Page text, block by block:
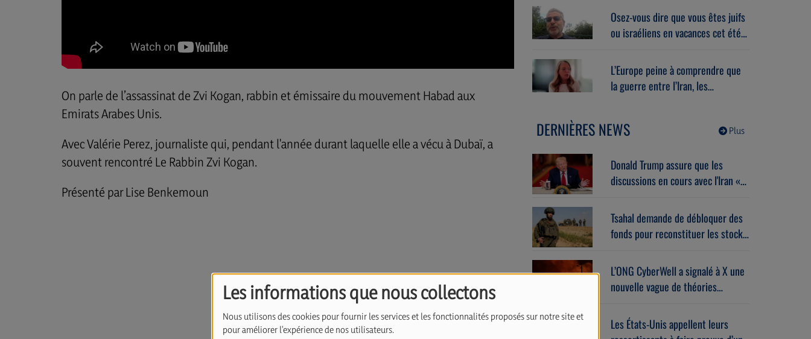
Les informations que nous collectons
Nous utilisons des cookies pour fournir les services et les fonctionnalités proposés sur notre site et
pour améliorer l'expérience de nos utilisateurs.
On parle de l’assassinat de Zvi Kogan, rabbin et émissaire du mouvement Habad aux
Emirats Arabes Unis.
Avec Valérie Perez, journaliste qui, pendant l'année durant laquelle elle a vécu à Dubaï, a
souvent rencontré Le Rabbin Zvi Kogan.
Présenté par Lise Benkemoun
Guggenheim (05/08/2026)
Osez-vous dire que vous êtes juifs
ou israéliens en vacances cet été ?
(05/08/2026)
L’Europe peine à comprendre que
la guerre entre l’Iran, les
(04/08/2026)
Plus
DERNIÈRES NEWS
Donald Trump assure que les
discussions en cours avec l'Iran «
Tsahal demande de débloquer des
fonds pour reconstituer les stocks
l’armée.
L’ONG CyberWell a signalé à X une
nouvelle vague de théories
Les États-Unis appellent leurs